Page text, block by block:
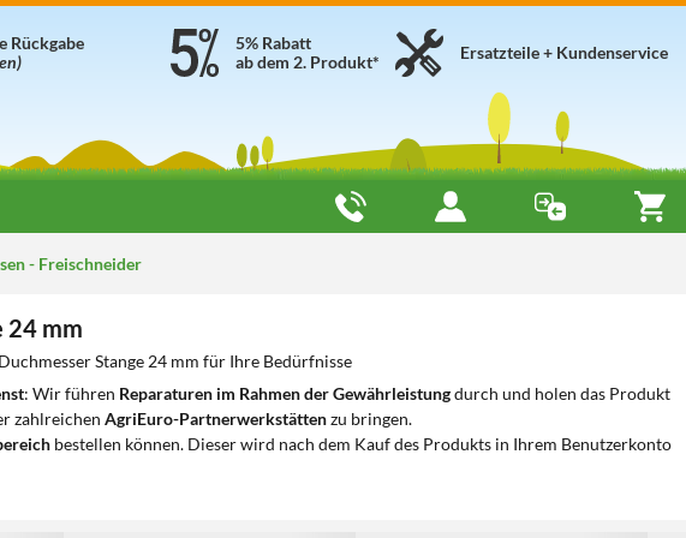
Ersatzteile + Kundenservice
5% Rabatt
ab dem 2. Produkt*
Rückgabe
- Freischneider
24 mm
Stange 24 mm für Ihre Bedürfnisse
: Wir führen Reparaturen im Rahmen der Gewährleistungdurch und holen das Produkt
zahlreichen AgriEuro-Partnerwerkstättenzu bringen.
bestellen können. Dieser wird nach dem Kauf des Produkts in Ihrem Benutzerkonto